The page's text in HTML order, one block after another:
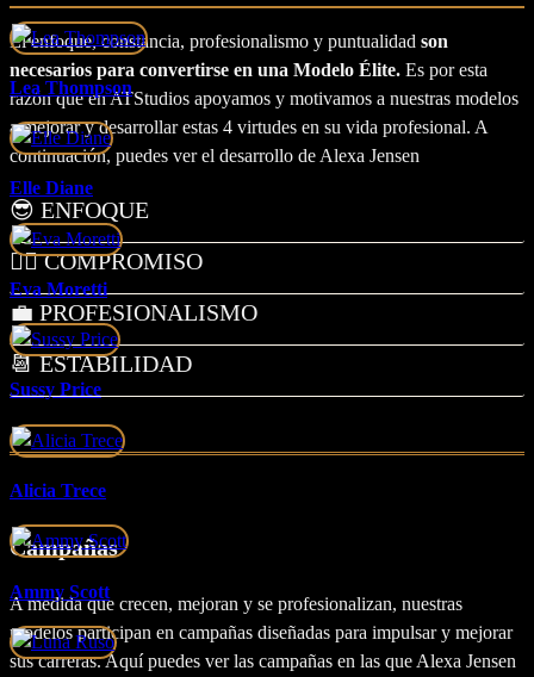
Lea Thompson
Elle Diane
Eva Moretti
Sussy Price
Alicia Trece
Ammy Scott
El enfoque, constancia, profesionalismo y puntualidad son
necesarios para convertirse en una Modelo Élite. Es por esta
razón que en ATStudios apoyamos y motivamos a nuestras modelos
a mejorar y desarrollar estas 4 virtudes en su vida profesional. A
continuación, puedes ver el desarrollo de Alexa Jensen
😎 ENFOQUE
🧗‍♀️ COMPROMISO
💼 PROFESIONALISMO
📆 ESTABILIDAD
Campañas
A medida que crecen, mejoran y se profesionalizan, nuestras
modelos participan en campañas diseñadas para impulsar y mejorar
sus carreras. Aquí puedes ver las campañas en las que Alexa Jensen